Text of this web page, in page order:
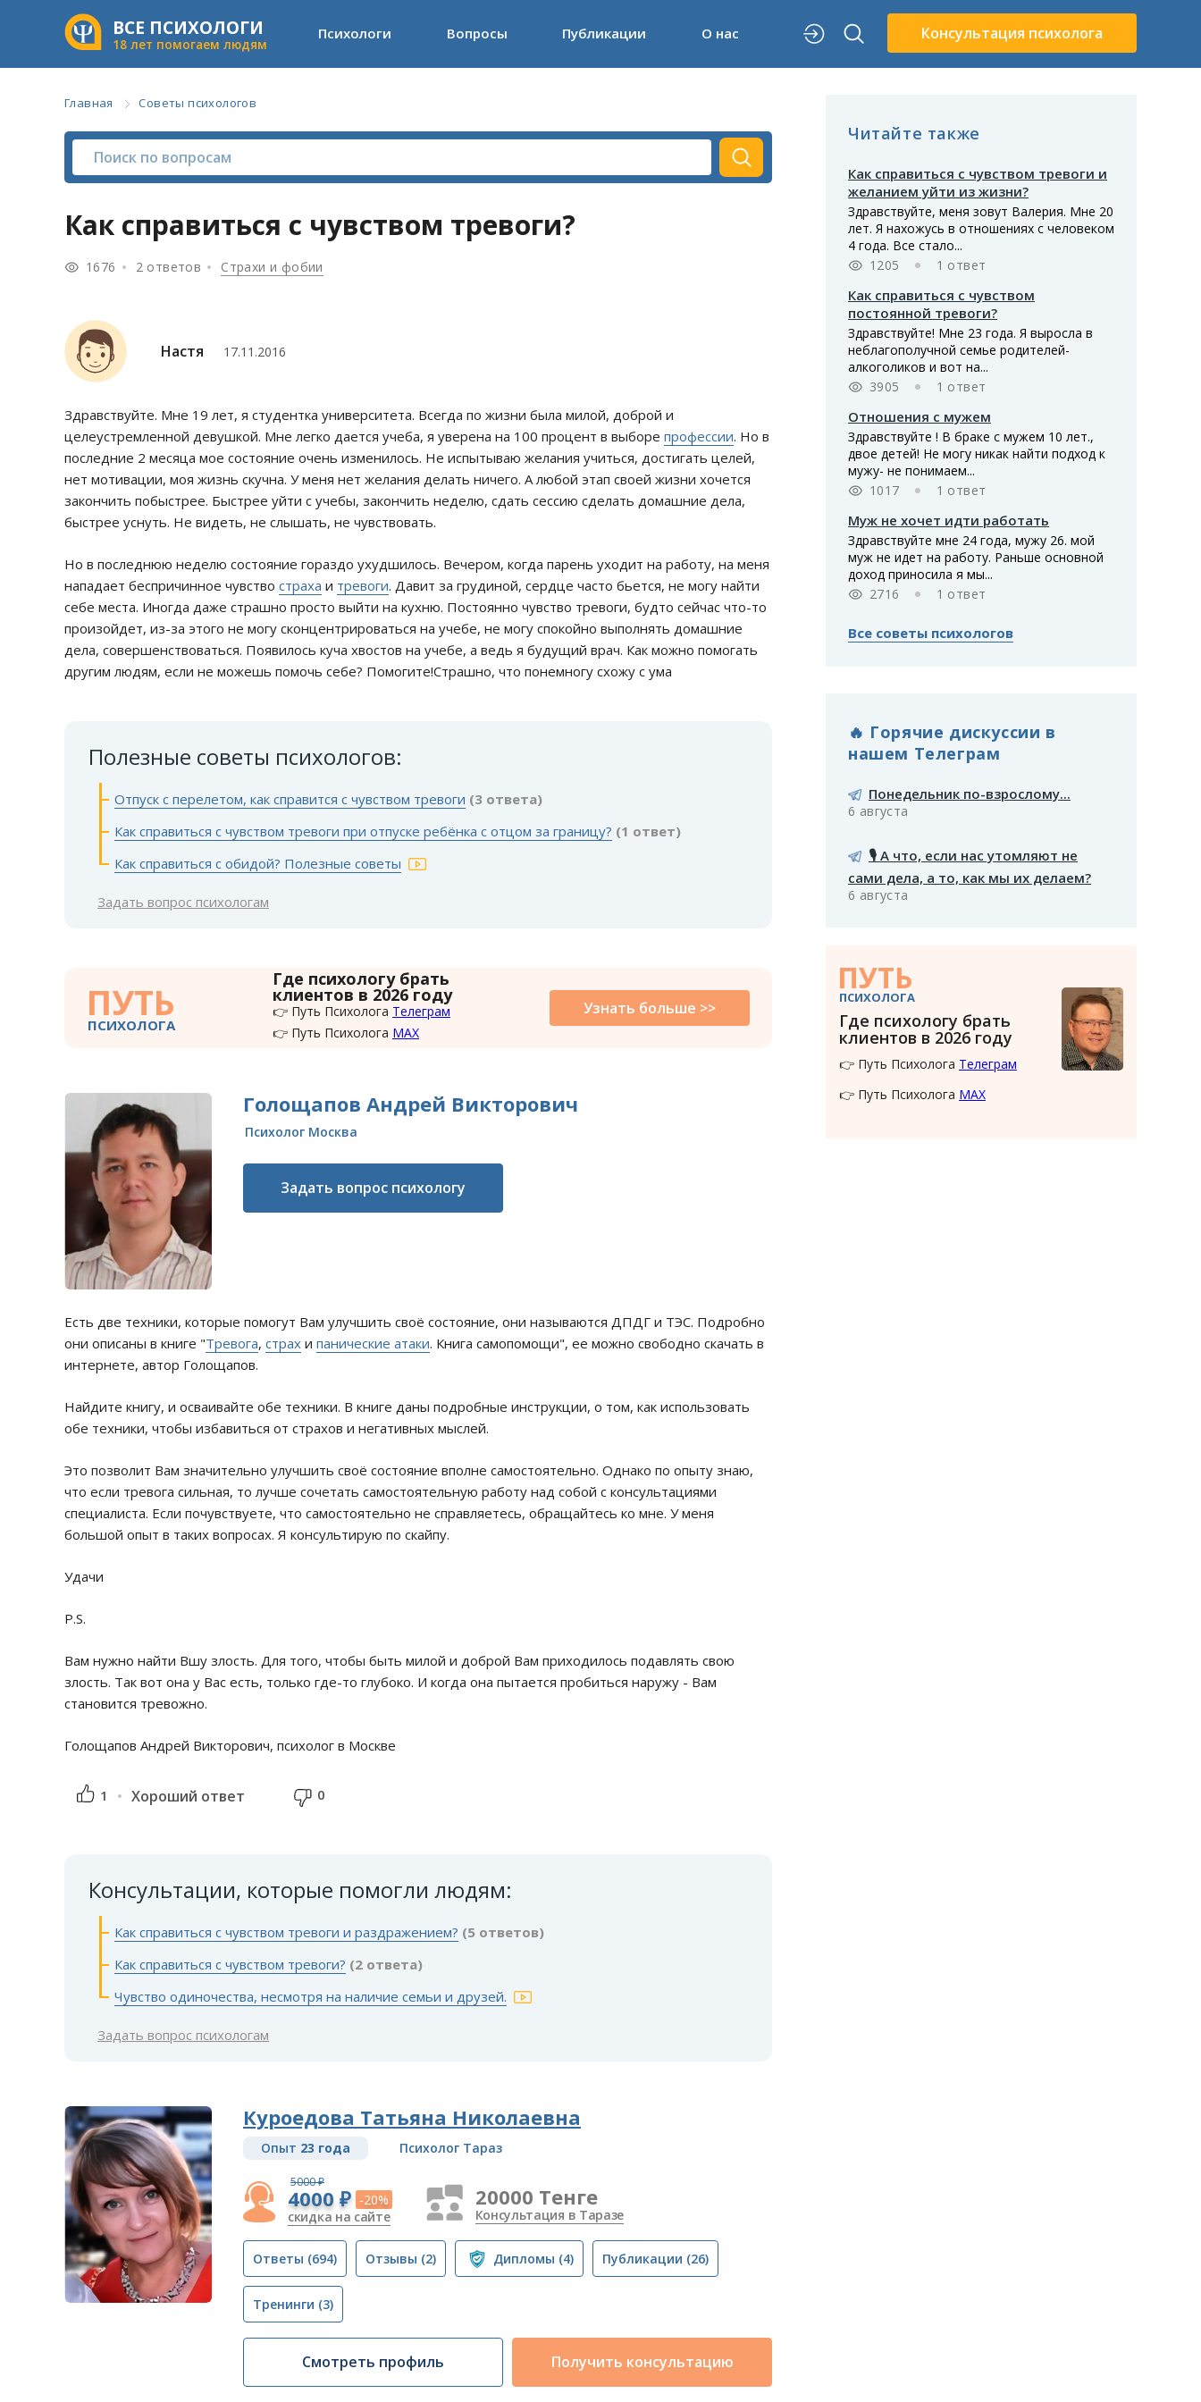
ВСЕ ПСИХОЛОГИ
18 лет помогаем людям
Психологи Вопросы Публикации О нас Консультация психолога
Главная Советы психологов
Как справиться с чувством тревоги?
1676 2 ответов Страхи и фобии
Настя 17.11.2016
Здравствуйте. Мне 19 лет, я студентка университета. Всегда по жизни была милой, доброй и
целеустремленной девушкой. Мне легко дается учеба, я уверена на 100 процент в выборе профессии. Но в
последние 2 месяца мое состояние очень изменилось. Не испытываю желания учиться, достигать целей,
нет мотивации, моя жизнь скучна. У меня нет желания делать ничего. А любой этап своей жизни хочется
закончить побыстрее. Быстрее уйти с учебы, закончить неделю, сдать сессию сделать домашние дела,
быстрее уснуть. Не видеть, не слышать, не чувствовать.
Но в последнюю неделю состояние гораздо ухудшилось. Вечером, когда парень уходит на работу, на меня
нападает беспричинное чувство страха и тревоги. Давит за грудиной, сердце часто бьется, не могу найти
себе места. Иногда даже страшно просто выйти на кухню. Постоянно чувство тревоги, будто сейчас что-то
произойдет, из-за этого не могу сконцентрироваться на учебе, не могу спокойно выполнять домашние
дела, совершенствоваться. Появилось куча хвостов на учебе, а ведь я будущий врач. Как можно помогать
другим людям, если не можешь помочь себе? Помогите!Страшно, что понемногу схожу с ума
Полезные советы психологов:
Отпуск с перелетом, как справится с чувством тревоги (3 ответа)
Как справиться с чувством тревоги при отпуске ребёнка с отцом за границу? (1 ответ)
Как справиться с обидой? Полезные советы
Задать вопрос психологам
ПУТЬ
ПСИХОЛОГА
Где психологу брать
клиентов в 2026 году
👉 Путь Психолога Телеграм
👉 Путь Психолога MAX
Узнать больше >>
Голощапов Андрей Викторович
Психолог Москва
Задать вопрос психологу
Есть две техники, которые помогут Вам улучшить своё состояние, они называются ДПДГ и ТЭС. Подробно
они описаны в книге "Тревога, страх и панические атаки. Книга самопомощи", ее можно свободно скачать в
интернете, автор Голощапов.
Найдите книгу, и осваивайте обе техники. В книге даны подробные инструкции, о том, как использовать
обе техники, чтобы избавиться от страхов и негативных мыслей.
Это позволит Вам значительно улучшить своё состояние вполне самостоятельно. Однако по опыту знаю,
что если тревога сильная, то лучше сочетать самостоятельную работу над собой с консультациями
специалиста. Если почувствуете, что самостоятельно не справляетесь, обращайтесь ко мне. У меня
большой опыт в таких вопросах. Я консультирую по скайпу.
Удачи
P.S.
Вам нужно найти Вшу злость. Для того, чтобы быть милой и доброй Вам приходилось подавлять свою
злость. Так вот она у Вас есть, только где-то глубоко. И когда она пытается пробиться наружу - Вам
становится тревожно.
Голощапов Андрей Викторович, психолог в Москве
1 Хороший ответ 0
Консультации, которые помогли людям:
Как справиться с чувством тревоги и раздражением? (5 ответов)
Как справиться с чувством тревоги? (2 ответа)
Чувство одиночества, несмотря на наличие семьи и друзей.
Задать вопрос психологам
Куроедова Татьяна Николаевна
Опыт 23 года Психолог Тараз
5000 ₽
4000 ₽ -20%
скидка на сайте
20000 Тенге
Консультация в Таразе
Ответы (694) Отзывы (2) Дипломы (4) Публикации (26)
Тренинги (3)
Смотреть профиль Получить консультацию
Читайте также
Как справиться с чувством тревоги и
желанием уйти из жизни?
Здравствуйте, меня зовут Валерия. Мне 20
лет. Я нахожусь в отношениях с человеком
4 года. Все стало...
1205
1 ответ
Как справиться с чувством
постоянной тревоги?
Здравствуйте! Мне 23 года. Я выросла в
неблагополучной семье родителей-
алкоголиков и вот на...
3905
1 ответ
Отношения с мужем
Здравствуйте ! В браке с мужем 10 лет.,
двое детей! Не могу никак найти подход к
мужу- не понимаем...
1017
1 ответ
Муж не хочет идти работать
Здравствуйте мне 24 года, мужу 26. мой
муж не идет на работу. Раньше основной
доход приносила я мы...
2716
1 ответ
Все советы психологов
🔥 Горячие дискуссии в
нашем Телеграм
Понедельник по-взрослому...
6 августа
🎙️ А что, если нас утомляют не
сами дела, а то, как мы их делаем?
6 августа
ПУТЬ
ПСИХОЛОГА
Где психологу брать
клиентов в 2026 году
👉 Путь Психолога Телеграм
👉 Путь Психолога MAX